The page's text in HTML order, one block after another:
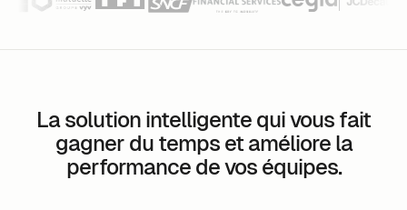
La solution intelligente qui vous fait
gagner du temps et améliore la
performance de vos équipes.